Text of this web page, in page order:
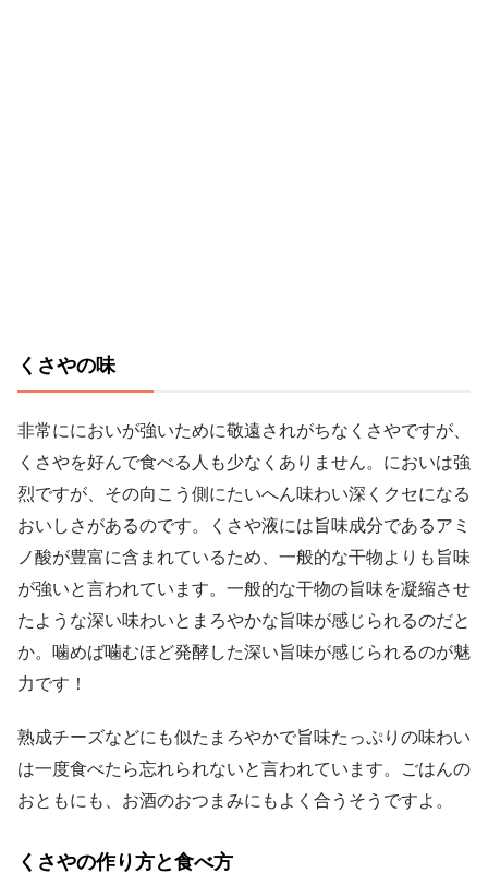
くさやの味
非常ににおいが強いために敬遠されがちなくさやですが、
くさやを好んで食べる人も少なくありません。においは強
烈ですが、その向こう側にたいへん味わい深くクセになる
おいしさがあるのです。くさや液には旨味成分であるアミ
ノ酸が豊富に含まれているため、一般的な干物よりも旨味
が強いと言われています。一般的な干物の旨味を凝縮させ
たような深い味わいとまろやかな旨味が感じられるのだと
か。噛めば噛むほど発酵した深い旨味が感じられるのが魅
力です！
熟成チーズなどにも似たまろやかで旨味たっぷりの味わい
は一度食べたら忘れられないと言われています。ごはんの
おともにも、お酒のおつまみにもよく合うそうですよ。
くさやの作り方と食べ方